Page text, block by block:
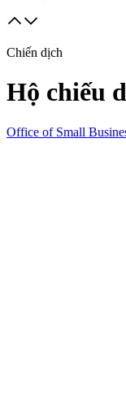
Chiến dịch
Hộ chiếu
Office of Small